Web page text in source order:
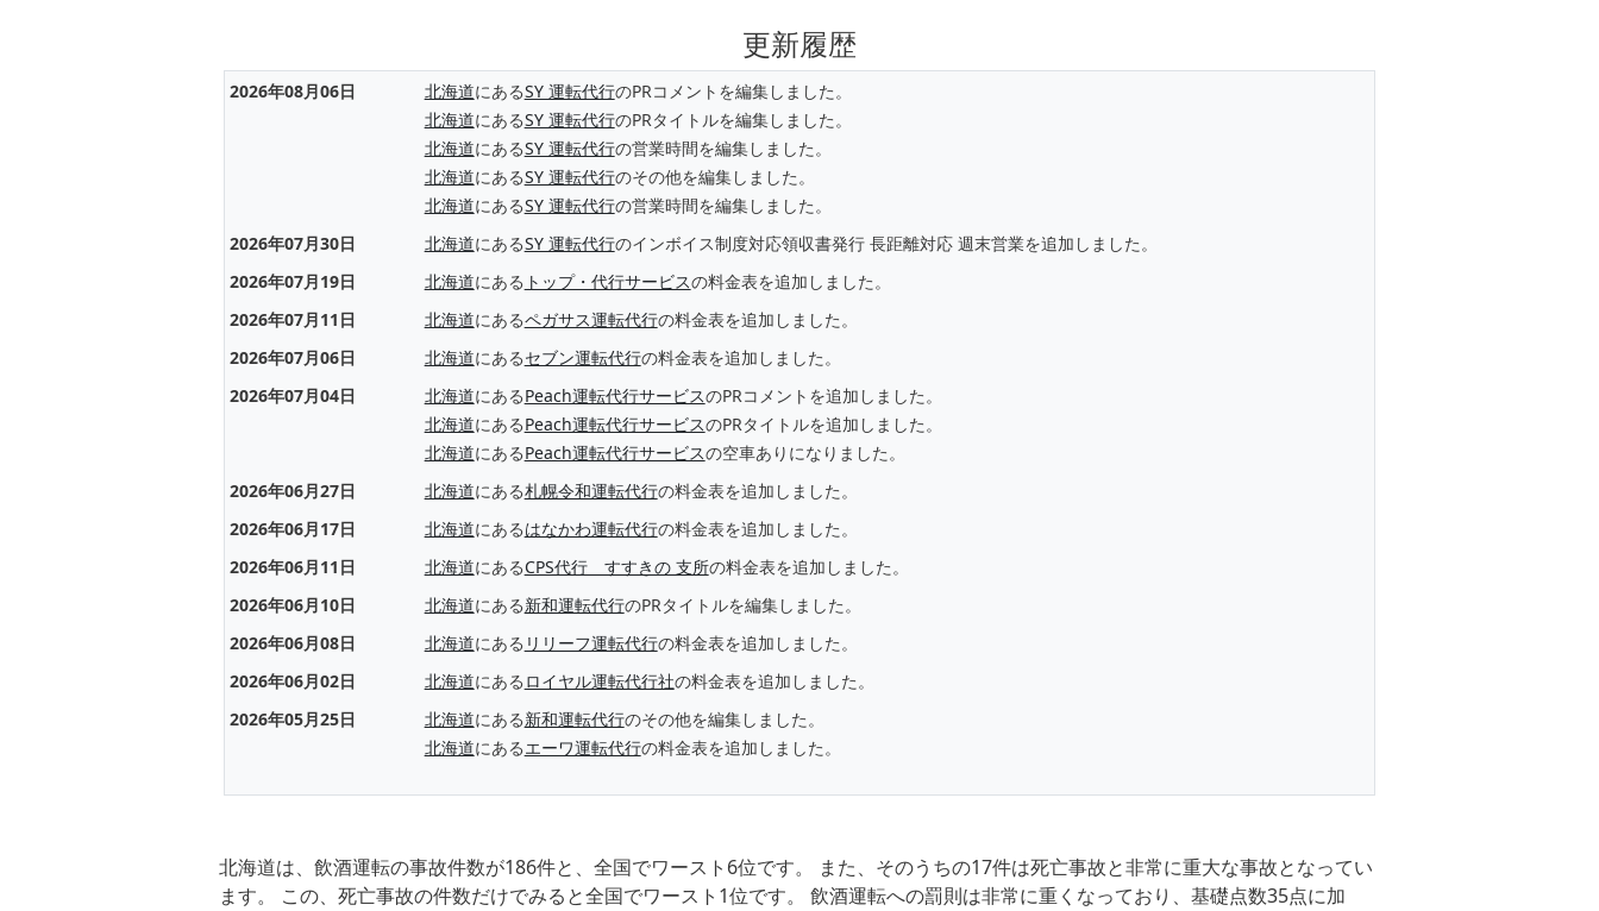
更新履歴
2026年08月06日 北海道にあるSY 運転代行のPRコメントを編集しました。
北海道にあるSY 運転代行のPRタイトルを編集しました。
北海道にあるSY 運転代行の営業時間を編集しました。
北海道にあるSY 運転代行のその他を編集しました。
北海道にあるSY 運転代行の営業時間を編集しました。
2026年07月30日
北海道にあるSY 運転代行のインボイス制度対応領収書発行 長距離対応 週末営業を追加しました。
2026年07月19日
北海道にある トップ・代行サービスの料金表を追加しました。
2026年07月11日
北海道にあるペガサス運転代行の料金表を追加しました。
2026年07月06日
北海道にあるセブン運転代行の料金表を追加しました。
2026年07月04日
北海道にあるPeach運転代行サービスのPRコメントを追加しました。
北海道にあるPeach運転代行サービスのPRタイトルを追加しました。
北海道にあるPeach運転代行サービスの空車ありになりました。
2026年06月27日
北海道にある札幌令和運転代行の料金表を追加しました。
2026年06月17日
北海道にあるはなかわ運転代行の料金表を追加しました。
2026年06月11日
北海道にあるCPS代行 すすきの 支所の料金表を追加しました。
2026年06月10日
北海道にある新和運転代行のPRタイトルを編集しました。
2026年06月08日
北海道にある リリーフ運転代行の料金表を追加しました。
2026年06月02日
北海道にある ロイヤル運転代行社の料金表を追加しました。
2026年05月25日
北海道にある新和運転代行のその他を編集しました。
北海道にあるエーワ運転代行の料金表を追加しました。
北海道は、飲酒運転の事故件数が186件と、全国でワースト6位です。 また、そのうちの17件は死亡事故と非常に重大な事故となってい
ます。 この、死亡事故の件数だけでみると全国でワースト1位です。 飲酒運転への罰則は非常に重くなっており、基礎点数35点に加